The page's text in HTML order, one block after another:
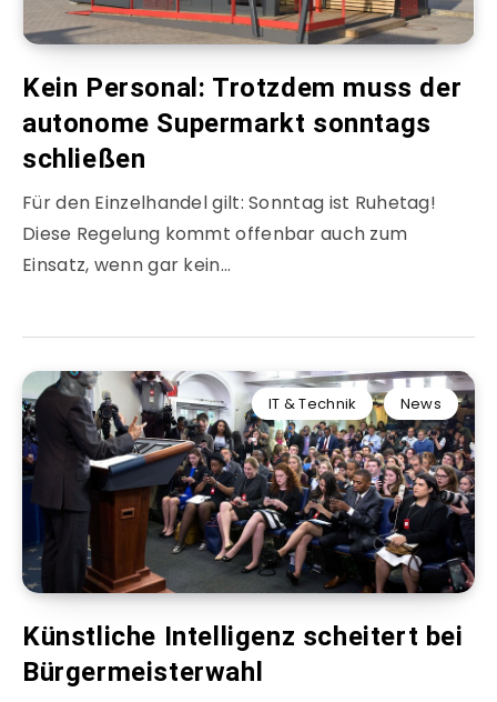
Kein Personal: Trotzdem muss der
autonome Supermarkt sonntags
schließen
Für den Einzelhandel gilt: Sonntag ist Ruhetag!
Diese Regelung kommt offenbar auch zum
Einsatz, wenn gar kein…
IT & Technik News
Künstliche Intelligenz scheitert bei
Bürgermeisterwahl